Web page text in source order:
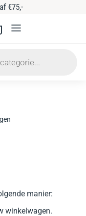
€75,-
manier:
winkelwagen.